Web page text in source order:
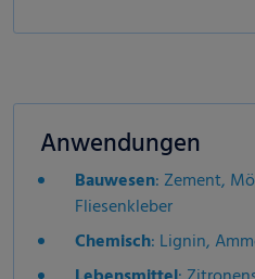
Anwendungen
Bauwesen: Zement,
Fliesenkleber
Chemisch: Lignin,